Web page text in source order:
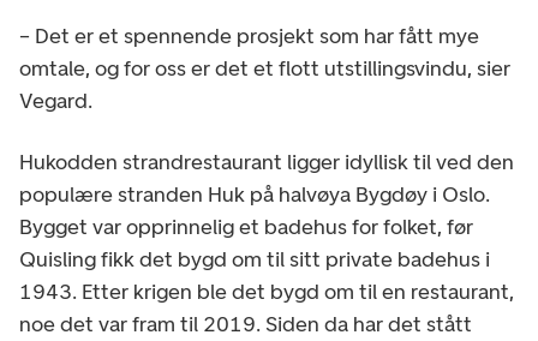
– Det er et spennende prosjekt som har fått mye
omtale, og for oss er det et flott utstillingsvindu, sier
Vegard.
Hukodden strandrestaurant ligger idyllisk til ved den
populære stranden Huk på halvøya Bygdøy i Oslo.
Bygget var opprinnelig et badehus for folket, før
Quisling fikk det bygd om til sitt private badehus i
1943. Etter krigen ble det bygd om til en restaurant,
noe det var fram til 2019. Siden da har det stått